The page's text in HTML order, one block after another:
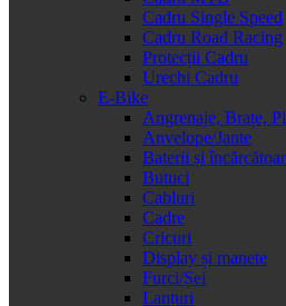
Cadru Single Speed
Cadru Road Racing
Protecții Cadru
Urechi Cadru
E-Bike
Angrenaje, Brațe,
Anvelope/Jante
Baterii și
Butuci
Cabluri
Cadre
Cricuri
Display și manete
Furci/Șei
Lanțuri